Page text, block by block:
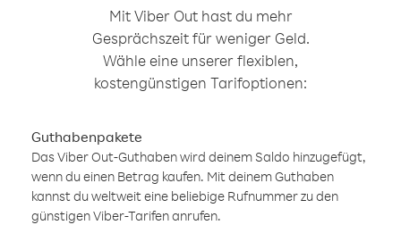
Mit Viber Out hast du mehr
Gesprächszeit für weniger Geld.
Wähle eine unserer flexiblen,
kostengünstigen Tarifoptionen:
Guthabenpakete
Das Viber Out-Guthaben wird deinem Saldo hinzugefügt,
wenn du einen Betrag kaufen. Mit deinem Guthaben
kannst du weltweit eine beliebige Rufnummer zu den
günstigen Viber-Tarifen anrufen.